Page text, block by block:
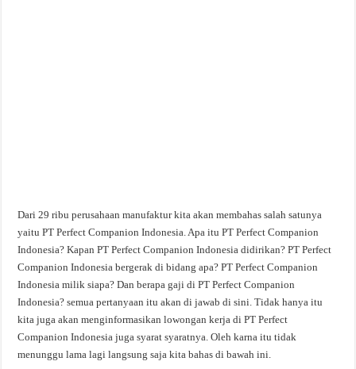
Dari 29 ribu perusahaan manufaktur kita akan membahas salah satunya
yaitu PT Perfect Companion Indonesia. Apa itu PT Perfect Companion
Indonesia? Kapan PT Perfect Companion Indonesia didirikan? PT Perfect
Companion Indonesia bergerak di bidang apa? PT Perfect Companion
Indonesia milik siapa? Dan berapa gaji di PT Perfect Companion
Indonesia? semua pertanyaan itu akan di jawab di sini. Tidak hanya itu
kita juga akan menginformasikan lowongan kerja di PT Perfect
Companion Indonesia juga syarat syaratnya. Oleh karna itu tidak
menunggu lama lagi langsung saja kita bahas di bawah ini.